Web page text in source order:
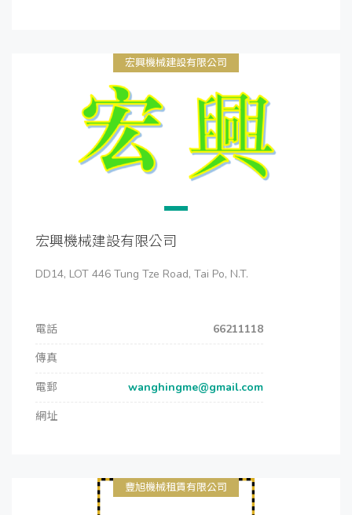
宏興機械建設有限公司
宏興機械建設有限公司
DD14, LOT 446 Tung Tze Road, Tai Po, N.T.
電話
66211118
傳真
電郵
wanghingme@gmail.com
網址
豐旭機械租賃有限公司